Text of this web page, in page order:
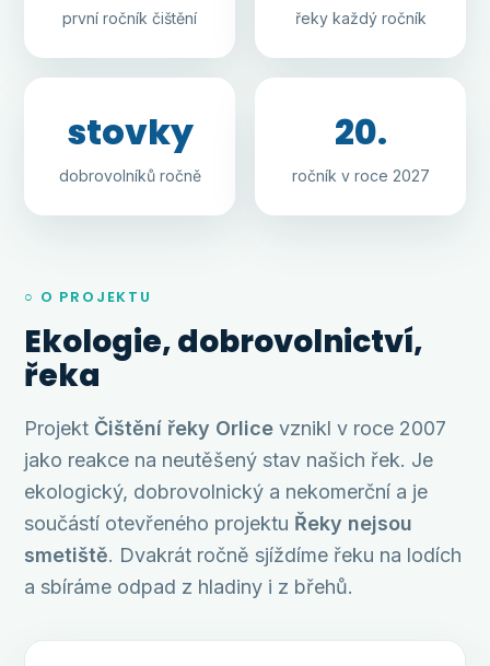
první ročník čištění řeky každý ročník
stovky
dobrovolníků ročně
20.
ročník v roce 2027
○ O PROJEKTU
Ekologie, dobrovolnictví,
řeka
Projekt Čištění řeky Orlice vznikl v roce 2007
jako reakce na neutěšený stav našich řek. Je
ekologický, dobrovolnický a nekomerční a je
součástí otevřeného projektu Řeky nejsou
smetiště. Dvakrát ročně sjíždíme řeku na lodích
a sbíráme odpad z hladiny i z břehů.